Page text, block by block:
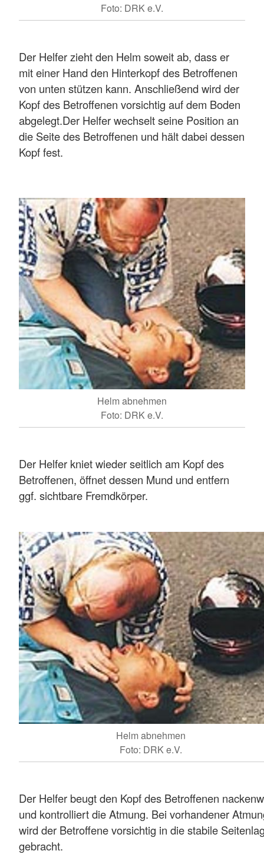
Foto: DRK e.V.
Der Helfer zieht den Helm soweit ab, dass er
mit einer Hand den Hinterkopf des Betroffenen
von unten stützen kann. Anschließend wird der
Kopf des Betroffenen vorsichtig auf dem Boden
abgelegt.Der Helfer wechselt seine Position an
die Seite des Betroffenen und hält dabei dessen
Kopf fest.
Helm abnehmen
Foto: DRK e.V.
Der Helfer kniet wieder seitlich am Kopf des
Betroffenen, öffnet dessen Mund und entfern
ggf. sichtbare Fremdkörper.
Helm abnehmen
Foto: DRK e.V.
Der Helfer beugt den Kopf des Betroffenen
und kontrolliert die Atmung. Bei vorhandener
wird der Betroffene vorsichtig in die stabile
gebracht.